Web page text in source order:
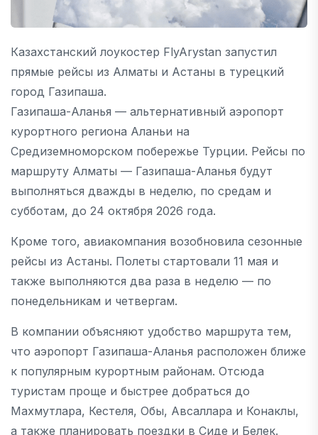
Казахстанский лоукостер FlyArystan запустил
прямые рейсы из Алматы и Астаны в турецкий
город Газипаша.
Газипаша-Аланья — альтернативный аэропорт
курортного региона Аланьи на
Средиземноморском побережье Турции. Рейсы по
маршруту Алматы — Газипаша-Аланья будут
выполняться дважды в неделю, по средам и
субботам, до 24 октября 2026 года.
Кроме того, авиакомпания возобновила сезонные
рейсы из Астаны. Полеты стартовали 11 мая и
также выполняются два раза в неделю — по
понедельникам и четвергам.
В компании объясняют удобство маршрута тем,
что аэропорт Газипаша-Аланья расположен ближе
к популярным курортным районам. Отсюда
туристам проще и быстрее добраться до
Махмутлара, Кестеля, Обы, Авсаллара и Конаклы,
а также планировать поездки в Сиде и Белек.